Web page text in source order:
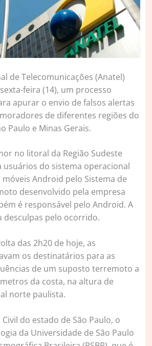
de Telecomunicações (Anatel)
feira (14), um processo
apurar o envio de falsos alertas
de diferentes regiões do
Paulo e Minas Gerais.
no litoral da Região Sudeste
usuários do sistema operacional
Android pelo Sistema de
desenvolvido pela empresa
é responsável pelo Android. A
desculpas pelo ocorrido.
das 2h20 de hoje, as
os destinatários para as
de um suposto terremoto a
da costa, na altura de
norte paulista.
do estado de São Paulo, o
da Universidade de São Paulo